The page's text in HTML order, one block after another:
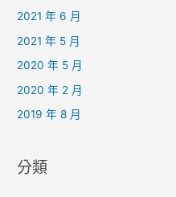
2021 年 6 月
2021 年 5 月
2020 年 5 月
2020 年 2 月
2019 年 8 月
分類